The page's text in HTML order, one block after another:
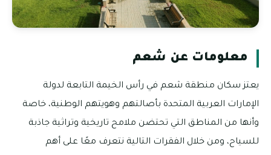
معلومات عن شعم
يعتز سكان منطقة شعم في رأس الخيمة التابعة لدولة
الإمارات العربية المتحدة بأصالتهم وهويتهم الوطنية، خاصة
وأنها من المناطق التي تحتضن ملامح تاريخية وتراثية جاذبة
للسياح، ومن خلال الفقرات التالية نتعرف معًا على أهم